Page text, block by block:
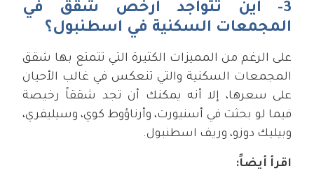
3- أين تتواجد أرخص شقق في
المجمعات السكنية في اسطنبول؟
على الرغم من المميزات الكثيرة التي تتمتع بها شقق
المجمعات السكنية والتي تنعكس في غالب الأحيان
على سعرها، إلا أنه يمكنك أن تجد شققاً رخيصة
فيما لو بحثت في أسنيورت، وأرناؤوط كوي، وسيليفري،
وبيليك دوزو، وريف اسطنبول.
اقرأ أيضاً: